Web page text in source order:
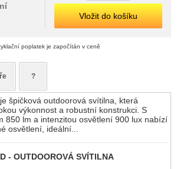
Vložit do košíku
poplatek je započítán v ceně
?
špičková outdoorová svítilna, která
výkonnost a robustní konstrukci. S
850 lm a intenzitou osvětlení 900 lux nabízí
osvětlení, ideální...
- OUTDOOROVÁ SVÍTILNA